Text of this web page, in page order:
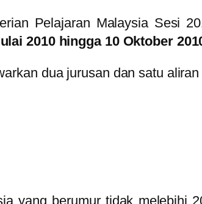
Pelajaran Malaysia Sesi
2010 hingga 10 Oktober
dua jurusan dan satu aliran
yang berumur tidak melebihi